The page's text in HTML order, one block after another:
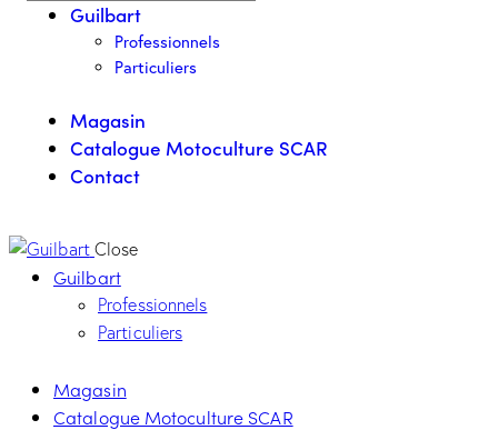
Guilbart
Professionnels
Particuliers
Magasin
Catalogue Motoculture SCAR
Contact
Close
Guilbart
Professionnels
Particuliers
Magasin
Catalogue Motoculture SCAR